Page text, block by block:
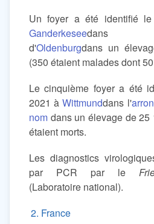
Un foyer a été identifié
Ganderkeseedans
d'Oldenburgdans un
(350 étaient malades dont
Le cinquième foyer a été
2021 àWittmunddans l'
nom dans un élevage de 25
étaient morts.
Les diagnostics
par PCR par le
(Laboratoire national).
2. France